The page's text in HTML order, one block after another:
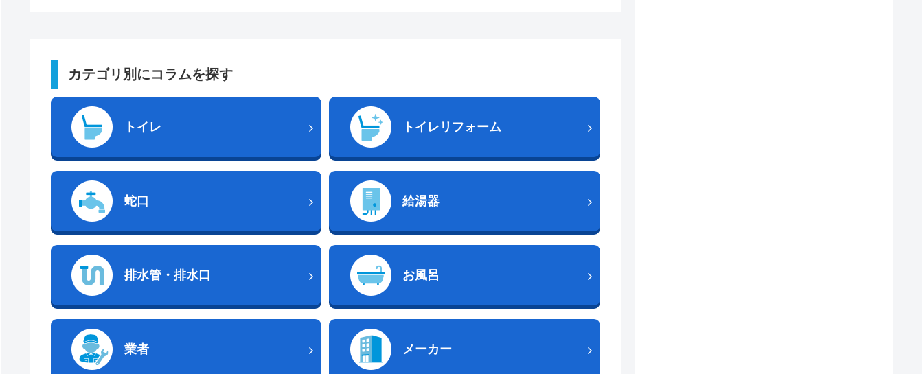
カテゴリ別にコラムを探す
トイレ トイレリフォーム
蛇口 給湯器
排水管・排水口 お風呂
業者 メーカー